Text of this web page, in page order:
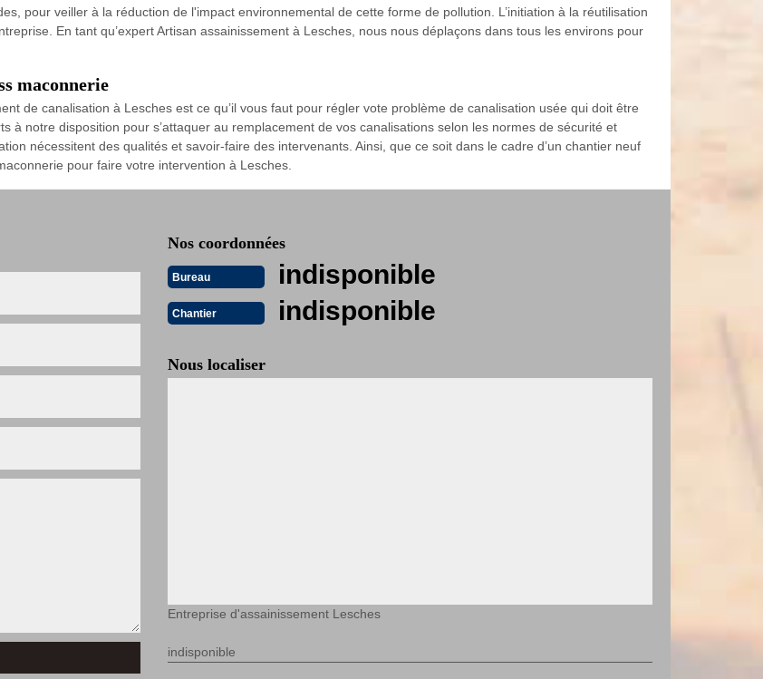
pour veiller à la réduction de l'impact environnemental de cette forme de pollution. L’initiation à la réutilisation
En tant qu’expert Artisan assainissement à Lesches, nous nous déplaçons dans tous les environs pour
maconnerie
de canalisation à Lesches est ce qu’il vous faut pour régler vote problème de canalisation usée qui doit être
à notre disposition pour s’attaquer au remplacement de vos canalisations selon les normes de sécurité et
nécessitent des qualités et savoir-faire des intervenants. Ainsi, que ce soit dans le cadre d’un chantier neuf
pour faire votre intervention à Lesches.
Nos coordonnées
Bureau indisponible
Chantier indisponible
Nous localiser
Entreprise d'assainissement Lesches
indisponible